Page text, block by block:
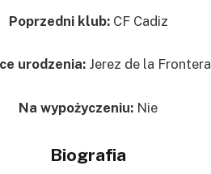
Poprzedni klub: CF Cadiz
urodzenia: Jerez de la Frontera
Na wypożyczeniu: Nie
Biografia